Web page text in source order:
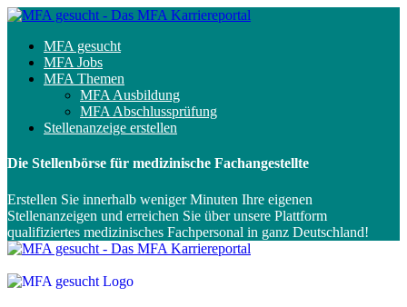
MFA gesucht
MFA Jobs
MFA Themen
MFA Ausbildung
MFA Abschlussprüfung
Stellenanzeige erstellen
Die Stellenbörse für medizinische Fachangestellte
Erstellen Sie innerhalb weniger Minuten Ihre eigenen
Stellenanzeigen und erreichen Sie über unsere Plattform
qualifiziertes medizinisches Fachpersonal in ganz Deutschland!